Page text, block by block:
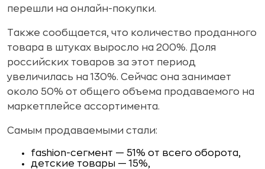
перешли на онлайн-покупки.
Также сообщается, что количество проданного
товара в штуках выросло на 200%. Доля
российских товаров за этот период
увеличилась на 130%. Сейчас она занимает
около 50% от общего объема продаваемого на
маркетплейсе ассортимента.
Самым продаваемыми стали:
fashion-сегмент — 51% от всего оборота,
детские товары — 15%,